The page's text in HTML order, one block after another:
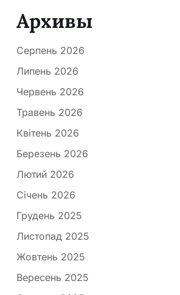
Архивы
Серпень 2026
Липень 2026
Червень 2026
Травень 2026
Квітень 2026
Березень 2026
Лютий 2026
Січень 2026
Грудень 2025
Листопад 2025
Жовтень 2025
Вересень 2025